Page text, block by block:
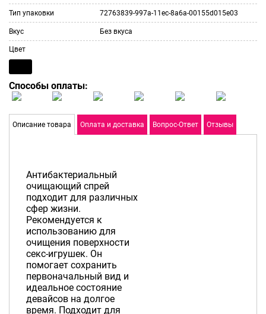
Тип упаковки 72763839-997a-11ec-8a6a-00155d015e03
Вкус Без вкуса
Цвет
Способы оплаты:
Описание товара Оплата и доставка Вопрос-Ответ Отзывы
Антибактериальный
очищающий спрей
подходит для различных
сфер жизни.
Рекомендуется к
использованию для
очищения поверхности
секс-игрушек. Он
помогает сохранить
первоначальный вид и
идеальное состояние
девайсов на долгое
время. Подходит для